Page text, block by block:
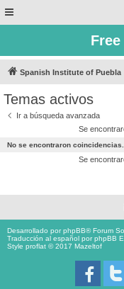
Spanish Institute of Puebla
Temas activos
Ir a búsqueda avanzada
Se
No se encontraron coincidencias.
Se
Desarrollado porphpBB® Forum
Traducción al español porphpBB
Style proflat © 2017 Mazeltof